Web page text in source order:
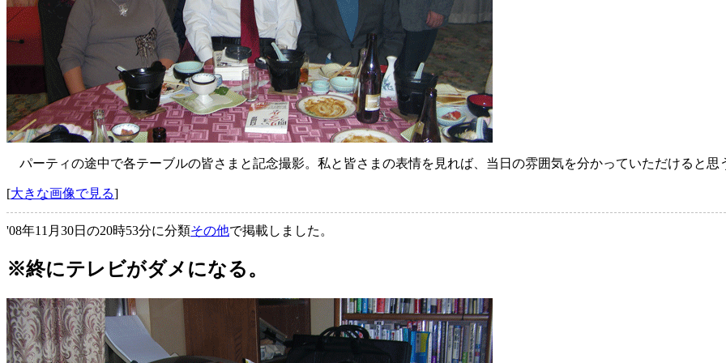
パーティの途中で各テーブルの皆さまと記念撮影。私と皆さまの表情を見れば、当日の雰囲気を分かっていただけると思
[大きな画像で見る]
'08年11月30日の20時53分に分類その他で掲載しました。
※終にテレビがダメになる。